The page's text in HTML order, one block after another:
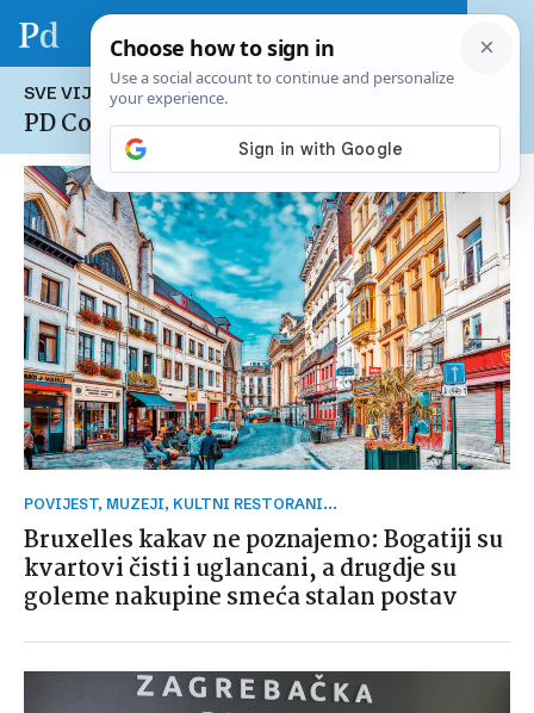
SVE VIJESTI NA TEMU:
PD Code
POVIJEST, MUZEJI, KULTNI RESTORANI...
Bruxelles kakav ne poznajemo: Bogatiji su
kvartovi čisti i uglancani, a drugdje su
goleme nakupine smeća stalan postav